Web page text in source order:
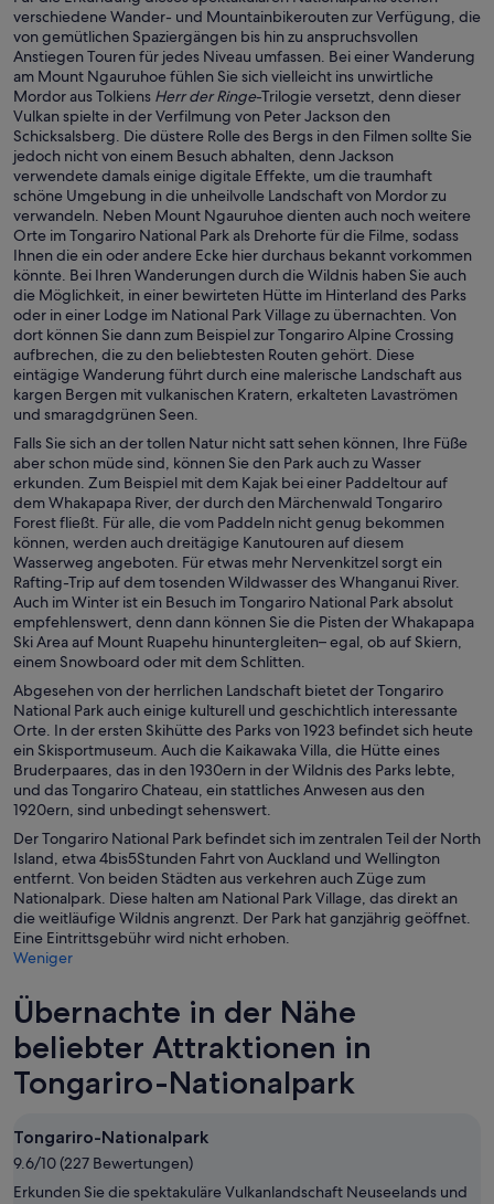
verschiedene Wander- und Mountainbikerouten zur Verfügung, die
von gemütlichen Spaziergängen bis hin zu anspruchsvollen
Anstiegen Touren für jedes Niveau umfassen. Bei einer Wanderung
am Mount Ngauruhoe fühlen Sie sich vielleicht ins unwirtliche
Mordor aus Tolkiens Herr der Ringe-Trilogie versetzt, denn dieser
Vulkan spielte in der Verfilmung von Peter Jackson den
Schicksalsberg. Die düstere Rolle des Bergs in den Filmen sollte Sie
jedoch nicht von einem Besuch abhalten, denn Jackson
verwendete damals einige digitale Effekte, um die traumhaft
schöne Umgebung in die unheilvolle Landschaft von Mordor zu
verwandeln. Neben Mount Ngauruhoe dienten auch noch weitere
Orte im Tongariro National Park als Drehorte für die Filme, sodass
Ihnen die ein oder andere Ecke hier durchaus bekannt vorkommen
könnte. Bei Ihren Wanderungen durch die Wildnis haben Sie auch
die Möglichkeit, in einer bewirteten Hütte im Hinterland des Parks
oder in einer Lodge im National Park Village zu übernachten. Von
dort können Sie dann zum Beispiel zur Tongariro Alpine Crossing
aufbrechen, die zu den beliebtesten Routen gehört. Diese
eintägige Wanderung führt durch eine malerische Landschaft aus
kargen Bergen mit vulkanischen Kratern, erkalteten Lavaströmen
und smaragdgrünen Seen.
Falls Sie sich an der tollen Natur nicht satt sehen können, Ihre Füße
aber schon müde sind, können Sie den Park auch zu Wasser
erkunden. Zum Beispiel mit dem Kajak bei einer Paddeltour auf
dem Whakapapa River, der durch den Märchenwald Tongariro
Forest fließt. Für alle, die vom Paddeln nicht genug bekommen
können, werden auch dreitägige Kanutouren auf diesem
Wasserweg angeboten. Für etwas mehr Nervenkitzel sorgt ein
Rafting-Trip auf dem tosenden Wildwasser des Whanganui River.
Auch im Winter ist ein Besuch im Tongariro National Park absolut
empfehlenswert, denn dann können Sie die Pisten der Whakapapa
Ski Area auf Mount Ruapehu hinuntergleiten– egal, ob auf Skiern,
einem Snowboard oder mit dem Schlitten.
Abgesehen von der herrlichen Landschaft bietet der Tongariro
National Park auch einige kulturell und geschichtlich interessante
Orte. In der ersten Skihütte des Parks von 1923 befindet sich heute
ein Skisportmuseum. Auch die Kaikawaka Villa, die Hütte eines
Bruderpaares, das in den 1930ern in der Wildnis des Parks lebte,
und das Tongariro Chateau, ein stattliches Anwesen aus den
1920ern, sind unbedingt sehenswert.
Der Tongariro National Park befindet sich im zentralen Teil der North
Island, etwa 4bis5Stunden Fahrt von Auckland und Wellington
entfernt. Von beiden Städten aus verkehren auch Züge zum
Nationalpark. Diese halten am National Park Village, das direkt an
die weitläufige Wildnis angrenzt. Der Park hat ganzjährig geöffnet.
Eine Eintrittsgebühr wird nicht erhoben.
Weniger
Übernachte in der Nähe
beliebter Attraktionen in
Tongariro-Nationalpark
Tongariro-Nationalpark
9.6/10 (227 Bewertungen)
Erkunden Sie die spektakuläre Vulkanlandschaft Neuseelands und